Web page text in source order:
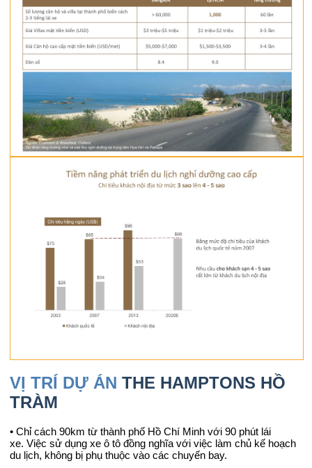
VỊ TRÍ DỰ ÁNTHE HAMPTONS HỒ
TRÀM
• Chỉ cách 90km từ thành phố Hồ Chí Minh với 90 phút lái
xe. Việc sử dụng xe ô tô đồng nghĩa với việc làm chủ kế hoạch
du lịch, không bị phụ thuộc vào các chuyến bay.